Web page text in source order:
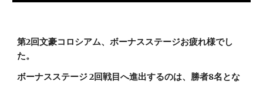
第2回文豪コロシアム、ボーナスステージお疲れ様でし
た。
ボーナスステージ 2回戦目へ進出するのは、 勝者8名とな